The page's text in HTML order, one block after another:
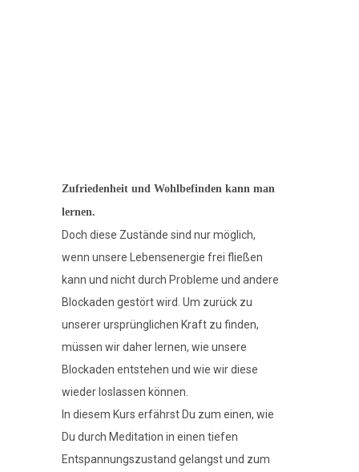
Zufriedenheit und Wohlbefinden kann man
lernen.
Doch diese Zustände sind nur möglich,
wenn unsere Lebensenergie frei fließen
kann und nicht durch Probleme und andere
Blockaden gestört wird. Um zurück zu
unserer ursprünglichen Kraft zu finden,
müssen wir daher lernen, wie unsere
Blockaden entstehen und wie wir diese
wieder loslassen können.
In diesem Kurs erfährst Du zum einen, wie
Du durch Meditation in einen tiefen
Entspannungszustand gelangst und zum